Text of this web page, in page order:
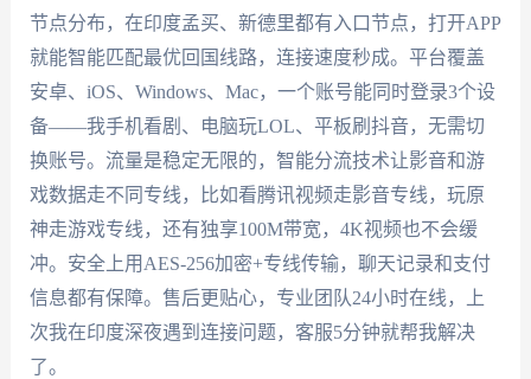
节点分布，在印度孟买、新德里都有入口节点，打开APP
就能智能匹配最优回国线路，连接速度秒成。平台覆盖
安卓、iOS、Windows、Mac，一个账号能同时登录3个设
备——我手机看剧、电脑玩LOL、平板刷抖音，无需切
换账号。流量是稳定无限的，智能分流技术让影音和游
戏数据走不同专线，比如看腾讯视频走影音专线，玩原
神走游戏专线，还有独享100M带宽，4K视频也不会缓
冲。安全上用AES-256加密+专线传输，聊天记录和支付
信息都有保障。售后更贴心，专业团队24小时在线，上
次我在印度深夜遇到连接问题，客服5分钟就帮我解决
了。